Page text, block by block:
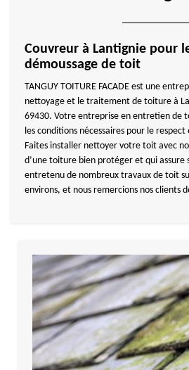
Couvreur à Lantignie pour
démoussage de toit
TANGUY TOITURE FACADE est une
nettoyage et le traitement de toiture à
69430. Votre entreprise en entretien de
les conditions nécessaires pour le
Faites installer nettoyer votre toit avec
d’une toiture bien protéger et qui assure
entretenu de nombreux travaux de toit
environs, et nous remercions nos clients